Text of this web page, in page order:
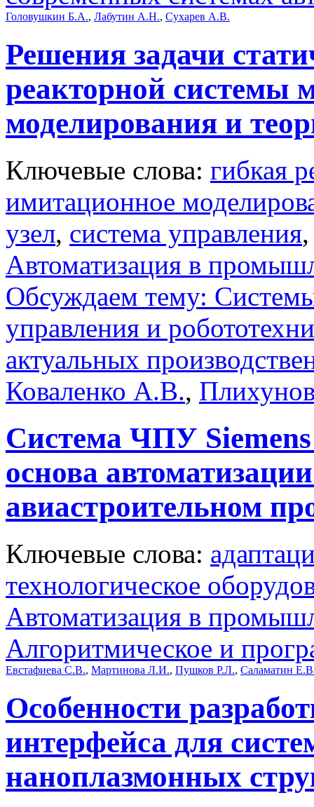
Головушкин Б.А., Лабутин А.Н., Сухарев А.В.
Решения задачи
реакторной системы
моделирования и
Ключевые слова: гибкая
имитационное
узел, система управления
Автоматизация в
Обсуждаем тему:
управления и
актуальных
Коваленко А.В.,
Система ЧПУ
основа
авиастроительном
Ключевые слова:
технологическое
Автоматизация в
Алгоритмическое и
Евстафиева С.В., Мартинова Л.И., Пушков Р.Л., Саламатин
Особенности
интерфейса для
наноплазмонных